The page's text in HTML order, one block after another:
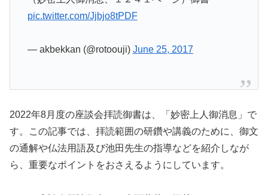
pic.twitter.com/Jjbjo8tPDF
— akbekkan (@rotoouji) June 25, 2017
2022年8月度の座談会拝読御書は、「妙密上人御消息」で
す。この記事では、拝読範囲の研鑽や講義のために、御文
の通解や仏法用語及び池田先生の指導などを紹介しなが
ら、重要なポイントをおさえるようにしています。